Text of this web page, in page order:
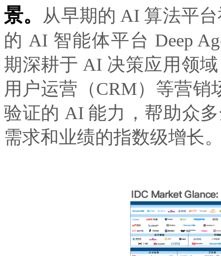
景。
从早期的 AI 算法平
的 AI 智能体平台 Deep
期深耕于 AI 决策应用领域
用户运营（CRM）等营销
验证的 AI 能力，帮助
需求和业绩的指数级增长